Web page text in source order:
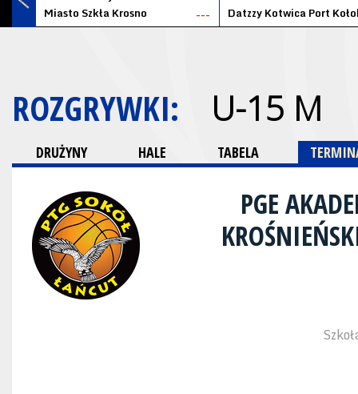
Miasto Szkła Krosno
---
ROZGRYWKI: U-15 M
DRUŻYNY HALE TABELA
PGE